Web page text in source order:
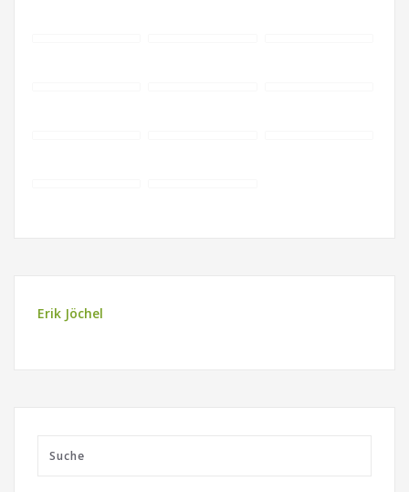
Erik Jöchel